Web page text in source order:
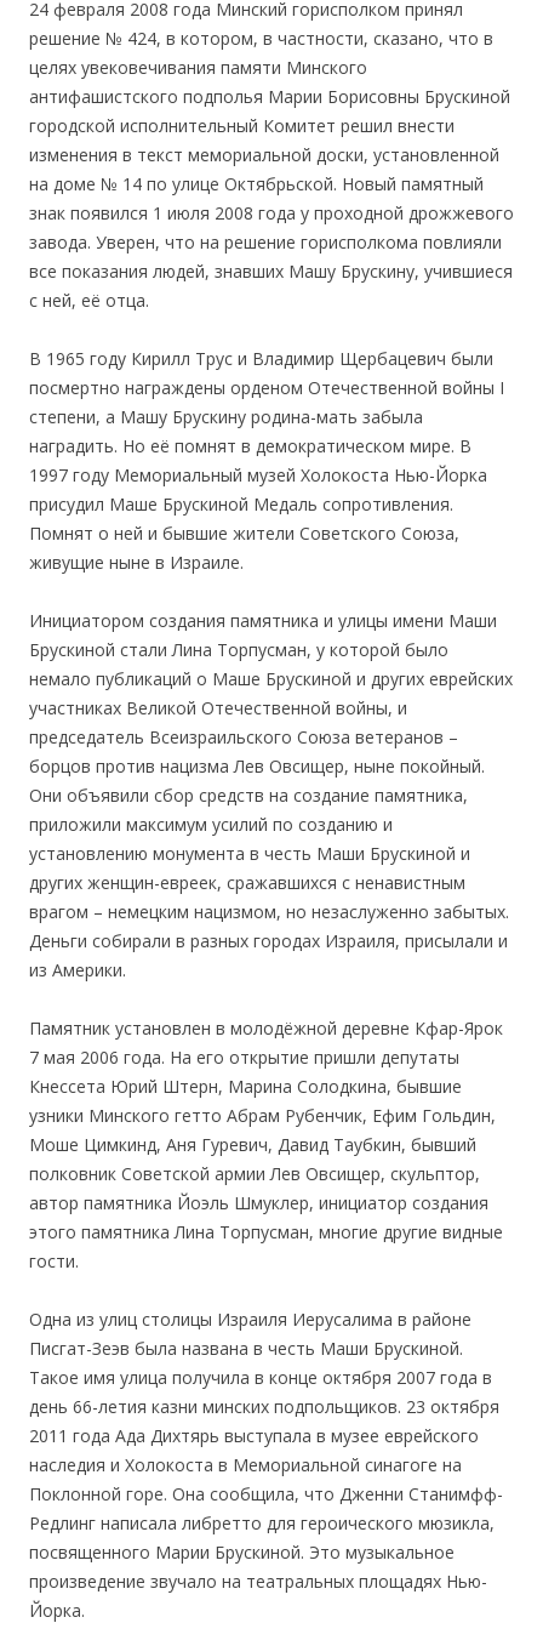
24 февраля 2008 года Минский горисполком принял
решение № 424, в котором, в частности, сказано, что в
целях увековечивания памяти Минского
антифашистского подполья Марии Борисовны Брускиной
городской исполнительный Комитет решил внести
изменения в текст мемориальной доски, установленной
на доме № 14 по улице Октябрьской. Новый памятный
знак появился 1 июля 2008 года у проходной дрожжевого
завода. Уверен, что на решение горисполкома повлияли
все показания людей, знавших Машу Брускину, учившиеся
с ней, её отца.
В 1965 году Кирилл Трус и Владимир Щербацевич были
посмертно награждены орденом Отечественной войны I
степени, а Машу Брускину родина-мать забыла
наградить. Но её помнят в демократическом мире. В
1997 году Мемориальный музей Холокоста Нью-Йорка
присудил Маше Брускиной Медаль сопротивления.
Помнят о ней и бывшие жители Советского Союза,
живущие ныне в Израиле.
Инициатором создания памятника и улицы имени Маши
Брускиной стали Лина Торпусман, у которой было
немало публикаций о Маше Брускиной и других еврейских
участниках Великой Отечественной войны, и
председатель Всеизраильского Союза ветеранов –
борцов против нацизма Лев Овсищер, ныне покойный.
Они объявили сбор средств на создание памятника,
приложили максимум усилий по созданию и
установлению монумента в честь Маши Брускиной и
других женщин-евреек, сражавшихся с ненавистным
врагом – немецким нацизмом, но незаслуженно забытых.
Деньги собирали в разных городах Израиля, присылали и
из Америки.
Памятник установлен в молодёжной деревне Кфар-Ярок
7 мая 2006 года. На его открытие пришли депутаты
Кнессета Юрий Штерн, Марина Солодкина, бывшие
узники Минского гетто Абрам Рубенчик, Ефим Гольдин,
Моше Цимкинд, Аня Гуревич, Давид Таубкин, бывший
полковник Советской армии Лев Овсищер, скульптор,
автор памятника Йоэль Шмуклер, инициатор создания
этого памятника Лина Торпусман, многие другие видные
гости.
Одна из улиц столицы Израиля Иерусалима в районе
Писгат-Зеэв была названа в честь Маши Брускиной.
Такое имя улица получила в конце октября 2007 года в
день 66-летия казни минских подпольщиков. 23 октября
2011 года Ада Дихтярь выступала в музее еврейского
наследия и Холокоста в Мемориальной синагоге на
Поклонной горе. Она сообщила, что Дженни Станимфф-
Редлинг написала либретто для героического мюзикла,
посвященного Марии Брускиной. Это музыкальное
произведение звучало на театральных площадях Нью-
Йорка.